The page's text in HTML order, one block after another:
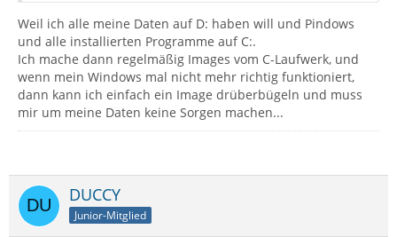
Weil ich alle meine Daten auf D: haben will und Pindows
und alle installierten Programme auf C:.
Ich mache dann regelmäßig Images vom C-Laufwerk, und
wenn mein Windows mal nicht mehr richtig funktioniert,
dann kann ich einfach ein Image drüberbügeln und muss
mir um meine Daten keine Sorgen machen...
DUCCY
Junior-Mitglied